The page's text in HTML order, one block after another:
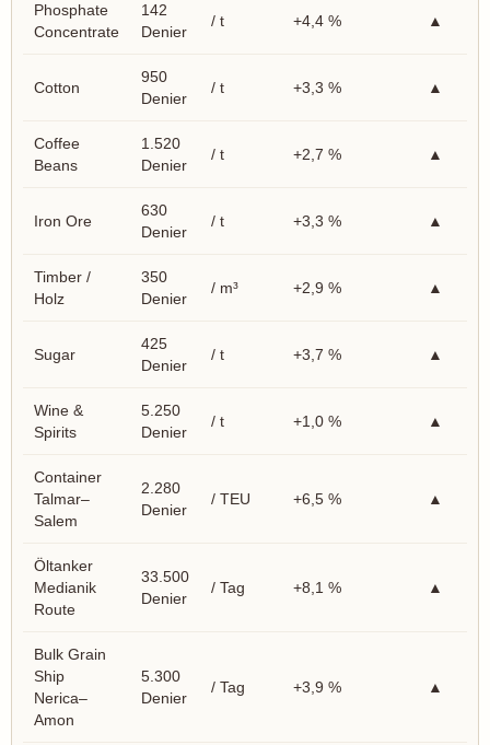
Phosphate
Concentrate
142
Denier
/ t +4,4 % ▲
Cotton
950
Denier
/ t +3,3 % ▲
Coffee
Beans
1.520
Denier
/ t +2,7 % ▲
Iron Ore
630
Denier
/ t +3,3 % ▲
Timber /
Holz
350
Denier
/ m³ +2,9 % ▲
Sugar
425
Denier
/ t +3,7 % ▲
Wine &
Spirits
5.250
Denier
/ t +1,0 % ▲
Container
Talmar–
Salem
2.280
Denier
/ TEU +6,5 % ▲
Öltanker
Medianik
Route
33.500
Denier
/ Tag +8,1 % ▲
Bulk Grain
Ship
Nerica–
Amon
5.300
Denier
/ Tag +3,9 % ▲